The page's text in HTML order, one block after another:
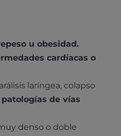
u obesidad.
cardíacas o
laríngea, colapso
patologías de vías
denso o doble